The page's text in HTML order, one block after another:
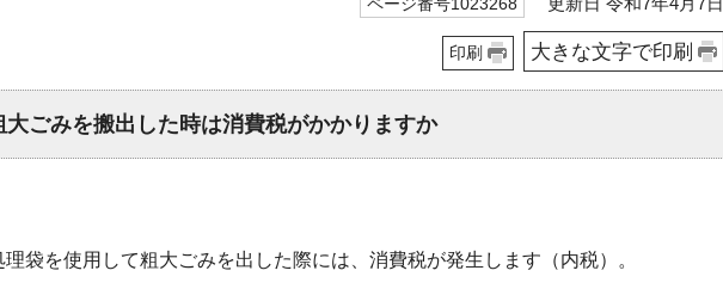
印刷 大きな文字で印刷
大ごみを搬出した時は消費税がかかりますか
袋を使用して粗大ごみを出した際には、消費税が発生します（内税）。